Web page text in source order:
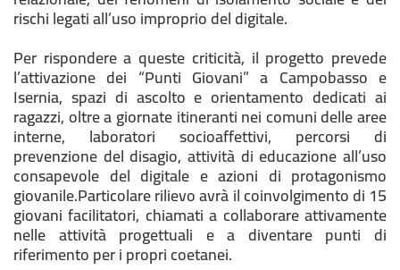
rischi legati all’uso improprio del digitale.
Per rispondere a queste criticità, il progetto prevede
l’attivazione dei “Punti Giovani” a Campobasso e
Isernia, spazi di ascolto e orientamento dedicati ai
ragazzi, oltre a giornate itineranti nei comuni delle aree
interne, laboratori socioaffettivi, percorsi di
prevenzione del disagio, attività di educazione all’uso
consapevole del digitale e azioni di protagonismo
giovanile.Particolare rilievo avrà il coinvolgimento di 15
giovani facilitatori, chiamati a collaborare attivamente
nelle attività progettuali e a diventare punti di
riferimento per i propri coetanei.